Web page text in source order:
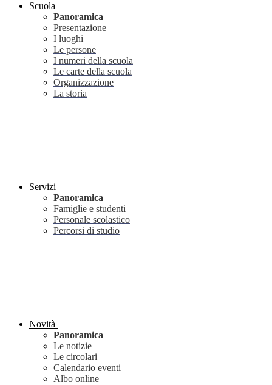
Scuola
Panoramica
Presentazione
I luoghi
Le persone
I numeri della scuola
Le carte della scuola
Organizzazione
La storia
Servizi
Panoramica
Famiglie e studenti
Personale scolastico
Percorsi di studio
Novità
Panoramica
Le notizie
Le circolari
Calendario eventi
Albo online